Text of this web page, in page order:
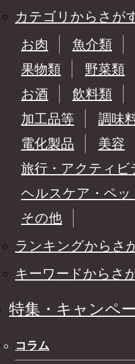
カテゴリからさが
お肉
魚介類
果物類
野菜類
お酒
飲料類
加工品等
調味
電化製品
美容
旅行・アクティビ
ヘルスケア・ペッ
その他
ランキングからさ
キーワードからさ
特集・キャンペ
コラム